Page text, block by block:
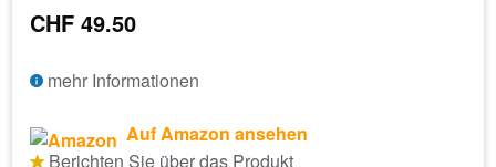
CHF 49.50
mehr Informationen
Auf Amazon ansehen
Berichten Sie über das Produkt